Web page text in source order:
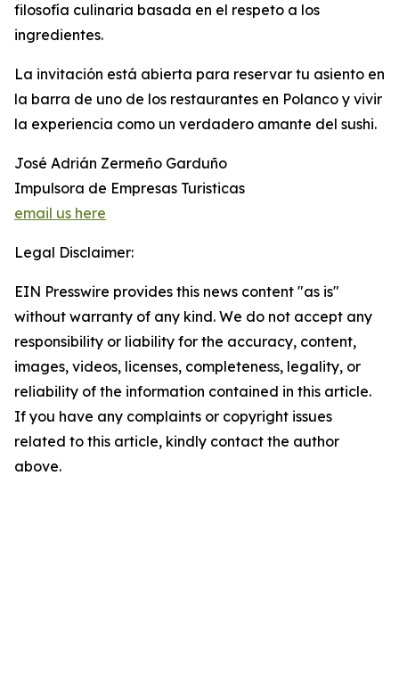
filosofía culinaria basada en el respeto a los
ingredientes.
La invitación está abierta para reservar tu asiento en
la barra de uno de los restaurantes en Polanco y vivir
la experiencia como un verdadero amante del sushi.
José Adrián Zermeño Garduño
Impulsora de Empresas Turisticas
email us here
Legal Disclaimer:
EIN Presswire provides this news content "as is"
without warranty of any kind. We do not accept any
responsibility or liability for the accuracy, content,
images, videos, licenses, completeness, legality, or
reliability of the information contained in this article.
If you have any complaints or copyright issues
related to this article, kindly contact the author
above.